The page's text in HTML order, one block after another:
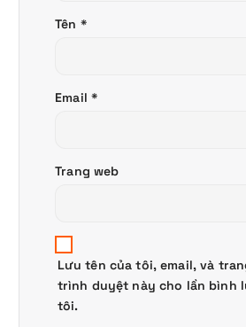
Tên *
Email *
Trang web
Lưu tên của tôi, email, và
trình duyệt này cho lần bình
tôi.